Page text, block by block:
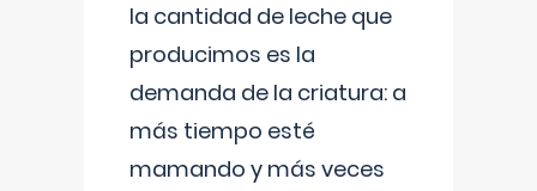
la cantidad de leche que
producimos es la
demanda de la criatura: a
más tiempo esté
mamando y más veces